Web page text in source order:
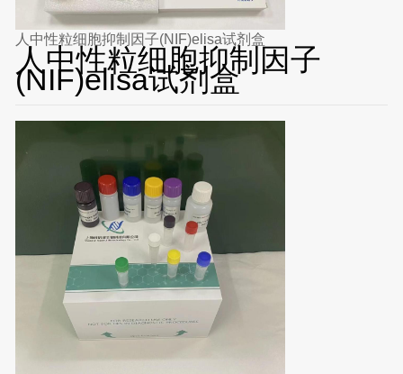
人中性粒细胞抑制因子(NIF)elisa试剂盒
人中性粒细胞抑制因子
(NIF)elisa试剂盒